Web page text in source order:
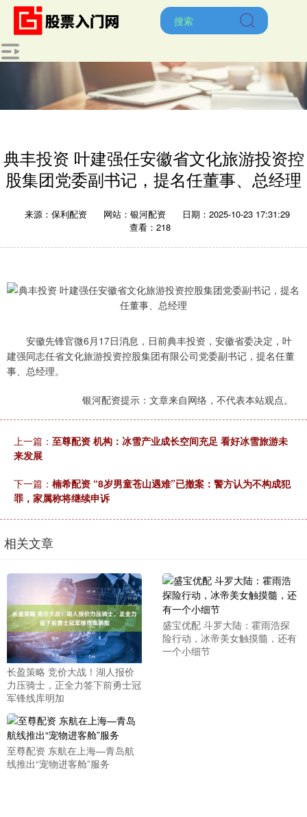
典丰投资 叶建强任安徽省文化旅游投资控
股集团党委副书记，提名任董事、总经理
来源：保利配资 网站：银河配资
日期：2025-10-23 17:31:29
查看：218
安徽先锋官微6月17日消息，日前典丰投资，安徽省委决定，叶
建强同志任省文化旅游投资控股集团有限公司党委副书记，提名任董
事、总经理。
银河配资提示：文章来自网络，不代表本站观点。
上一篇： 至尊配资 机构：冰雪产业成长空间充足 看好冰雪旅游未
来发展
下一篇： 楠希配资 “8岁男童苍山遇难”已撤案：警方认为不构成犯
罪，家属称将继续申诉
相关文章
长盈策略 竞价大战！湖人报价
力压骑士，正全力签下前勇士冠
军锋线库明加
盛宝优配 斗罗大陆：霍雨浩探
险行动，冰帝美女触摸髓，还有
一个小细节
至尊配资 东航在上海—青岛航
线推出“宠物进客舱”服务